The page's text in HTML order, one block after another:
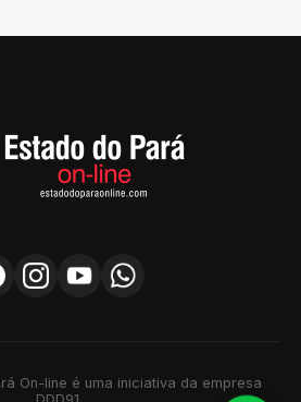
On-line é uma iniciativa da empresa